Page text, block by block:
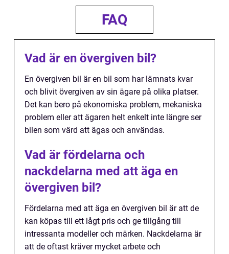
FAQ
Vad är en övergiven bil?
En övergiven bil är en bil som har lämnats kvar
och blivit övergiven av sin ägare på olika platser.
Det kan bero på ekonomiska problem, mekaniska
problem eller att ägaren helt enkelt inte längre ser
bilen som värd att ägas och användas.
Vad är fördelarna och
nackdelarna med att äga en
övergiven bil?
Fördelarna med att äga en övergiven bil är att de
kan köpas till ett lågt pris och ge tillgång till
intressanta modeller och märken. Nackdelarna är
att de oftast kräver mycket arbete och